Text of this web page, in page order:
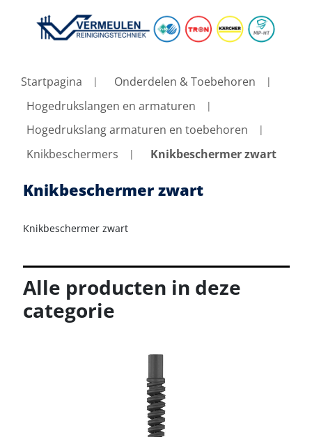
Startpagina
Onderdelen & Toebehoren
Hogedrukslangen en armaturen
Hogedrukslang armaturen en toebehoren
Knikbeschermers
Knikbeschermer zwart
Knikbeschermer zwart
Knikbeschermer zwart
Alle producten in deze
categorie